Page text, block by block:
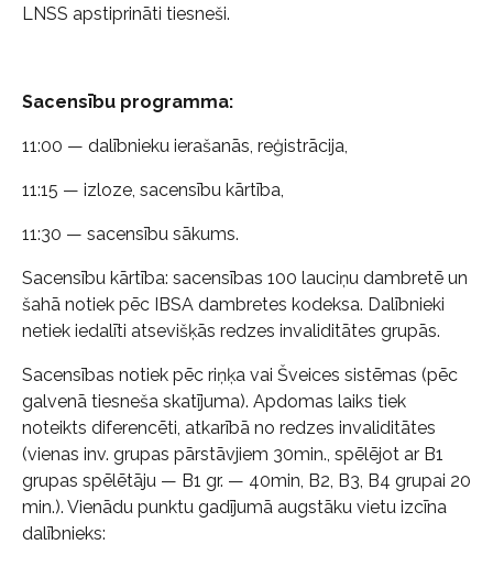
LNSS apstiprināti tiesneši.
Sacensību programma:
11:00 — dalībnieku ierašanās, reģistrācija,
11:15 — izloze, sacensību kārtība,
11:30 — sacensību sākums.
Sacensību kārtība: sacensības 100 lauciņu dambretē un
šahā notiek pēc IBSA dambretes kodeksa. Dalībnieki
netiek iedalīti atsevišķās redzes invaliditātes grupās.
Sacensības notiek pēc riņķa vai Šveices sistēmas (pēc
galvenā tiesneša skatījuma). Apdomas laiks tiek
noteikts diferencēti, atkarībā no redzes invaliditātes
(vienas inv. grupas pārstāvjiem 30min., spēlējot ar B1
grupas spēlētāju — B1 gr. — 40min, B2, B3, B4 grupai 20
min.). Vienādu punktu gadījumā augstāku vietu izcīna
dalībnieks: